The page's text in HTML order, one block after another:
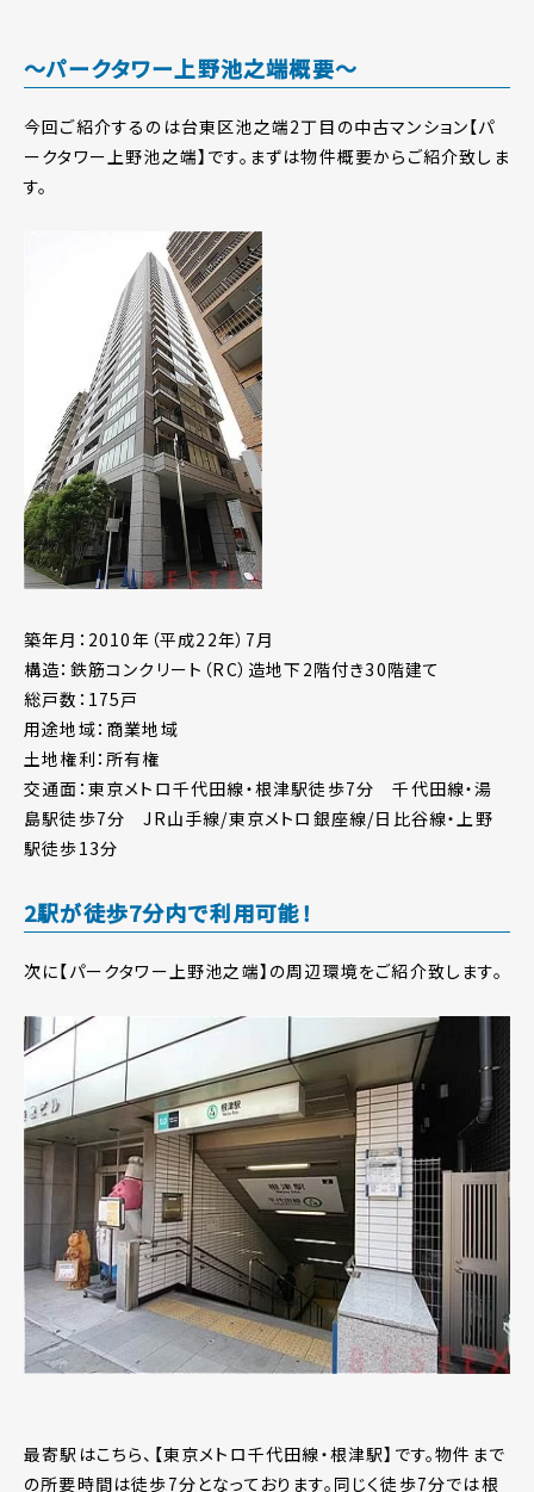
～パークタワー上野池之端概要～
今回ご紹介するのは台東区池之端2丁目の中古マンション【パ
ークタワー上野池之端】です。まずは物件概要からご紹介致しま
す。
築年月：2010年（平成22年）7月
構造：鉄筋コンクリート（RC）造地下2階付き30階建て
総戸数：175戸
用途地域：商業地域
土地権利：所有権
交通面：東京メトロ千代田線・根津駅徒歩7分 千代田線・湯
島駅徒歩7分 JR山手線/東京メトロ銀座線/日比谷線・上野
駅徒歩13分
2駅が徒歩7分内で利用可能！
次に【パークタワー上野池之端】の周辺環境をご紹介致します。
最寄駅はこちら、【東京メトロ千代田線・根津駅】です。物件まで
の所要時間は徒歩7分となっております。同じく徒歩7分では根